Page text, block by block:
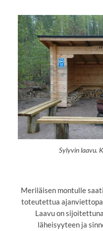
Sylyvin laavu.
Meriläisen montulle
toteutettua
Laavu on
läheisyyteen ja